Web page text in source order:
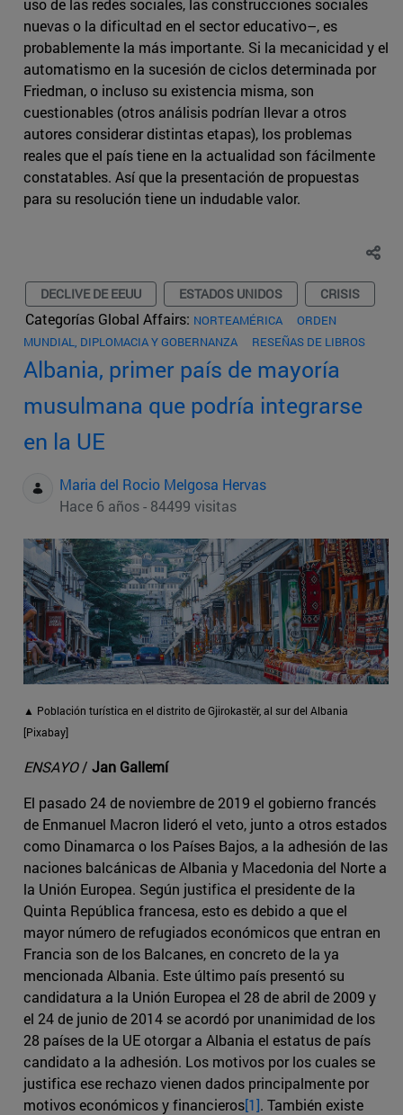
uso de las redes sociales, las construcciones sociales
nuevas o la dificultad en el sector educativo–, es
probablemente la más importante. Si la mecanicidad y el
automatismo en la sucesión de ciclos determinada por
Friedman, o incluso su existencia misma, son
cuestionables (otros análisis podrían llevar a otros
autores considerar distintas etapas), los problemas
reales que el país tiene en la actualidad son fácilmente
constatables. Así que la presentación de propuestas
para su resolución tiene un indudable valor.
DECLIVE DE EEUU ESTADOS UNIDOS CRISIS
Categorías Global Affairs: NORTEAMÉRICA
ORDEN
MUNDIAL, DIPLOMACIA Y GOBERNANZA
RESEÑAS DE LIBROS
Albania, primer país de mayoría
musulmana que podría integrarse
en la UE
Maria del Rocio Melgosa Hervas
Hace 6 años - 84499 visitas
▲ Población turística en el distrito de Gjirokastër, al sur del Albania
[Pixabay]
ENSAYO/ Jan Gallemí
El pasado 24 de noviembre de 2019 el gobierno francés
de Enmanuel Macron lideró el veto, junto a otros estados
como Dinamarca o los Países Bajos, a la adhesión de las
naciones balcánicas de Albania y Macedonia del Norte a
la Unión Europea. Según justifica el presidente de la
Quinta República francesa, esto es debido a que el
mayor número de refugiados económicos que entran en
Francia son de los Balcanes, en concreto de la ya
mencionada Albania. Este último país presentó su
candidatura a la Unión Europea el 28 de abril de 2009 y
el 24 de junio de 2014 se acordó por unanimidad de los
28 países de la UE otorgar a Albania el estatus de país
candidato a la adhesión. Los motivos por los cuales se
justifica ese rechazo vienen dados principalmente por
motivos económicos y financieros[1]. También existe